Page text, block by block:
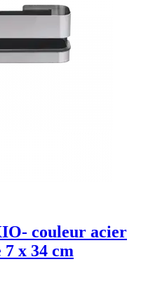
couleur acier
x 34 cm